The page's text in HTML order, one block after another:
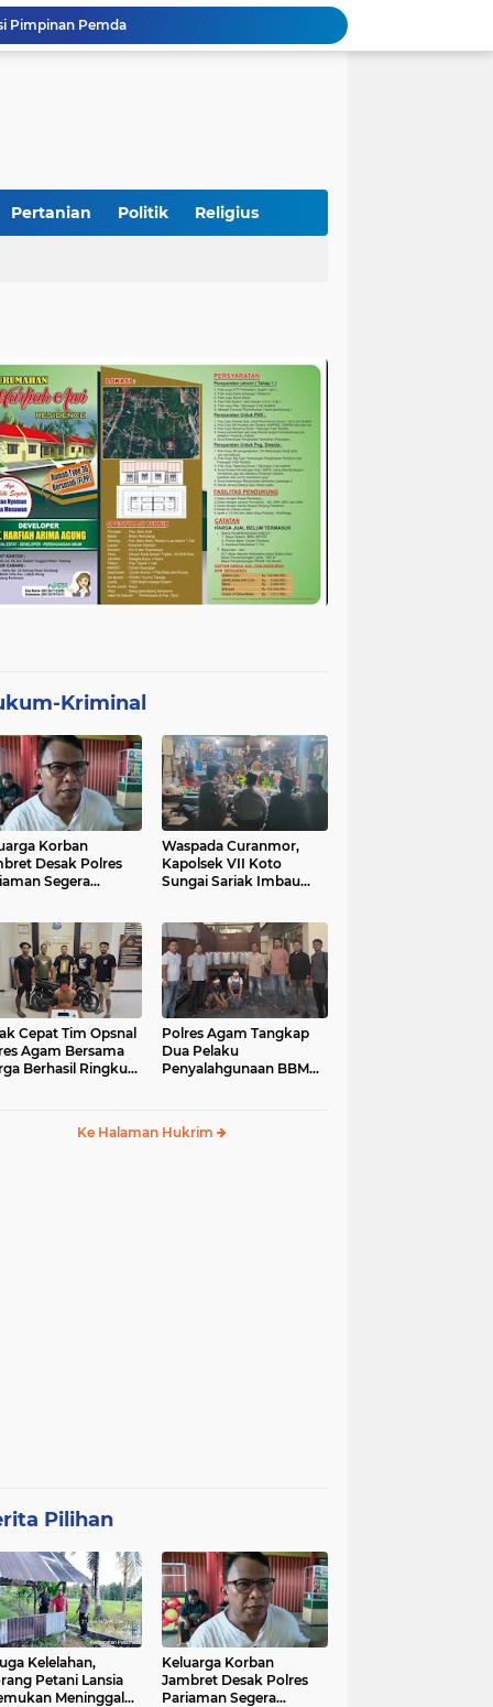
Pimpinan Pemda
Tingkatkan PAD, UPTD PPD Kota Pariaman Luncurkan Program "SAJUMPA"
Rombongan Jemput Aspirasi
Rumah Korban Yang Tertimpa Pohon
Pertanian Politik Religius
Kriminal
Korban
Desak Polres
Segera
Waspada Curanmor,
Kapolsek VII Koto
Sungai Sariak Imbau
Cepat Tim Opsnal
Agam Bersama
Berhasil Ringkus
Polres Agam Tangkap
Dua Pelaku
Penyalahgunaan BBM
Ke Halaman Hukrim
Pilihan
Kelelahan,
Petani Lansia
Meninggal
Keluarga Korban
Jambret Desak Polres
Pariaman Segera